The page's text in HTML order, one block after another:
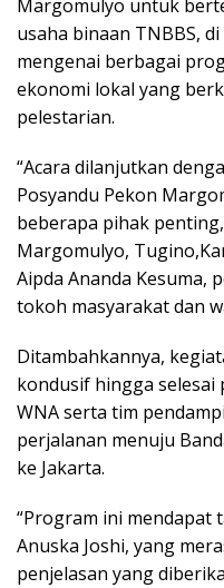
Margomulyo untuk
usaha binaan TNBBS,
mengenai berbagai
ekonomi lokal yang
pelestarian.
“Acara dilanjutkan
Posyandu Pekon
beberapa pihak
Margomulyo,
Aipda Ananda Kesuma,
tokoh masyarakat dan
Ditambahkannya,
kondusif hingga selesai
WNA serta tim
perjalanan menuju
ke Jakarta.
“Program ini mendapat
Anuska Joshi, yang
penjelasan yang